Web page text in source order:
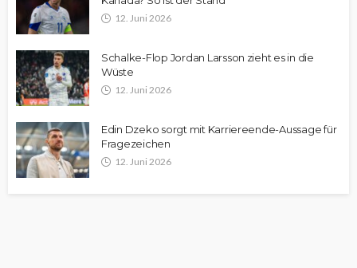
12. Juni 2026
Schalke-Flop Jordan Larsson zieht es in die
Wüste
12. Juni 2026
Edin Dzeko sorgt mit Karriereende-Aussage für
Fragezeichen
12. Juni 2026